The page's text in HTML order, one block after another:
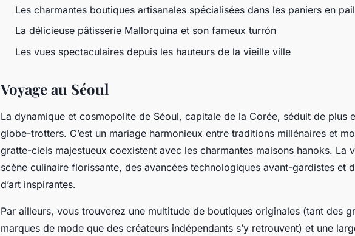
Les charmantes boutiques artisanales spécialisées dans les paniers en
La délicieuse pâtisserie Mallorquina et son fameux turrón
Les vues spectaculaires depuis les hauteurs de la vieille ville
Voyage au Séoul
La dynamique et cosmopolite de Séoul, capitale de la Corée, séduit de plus
globe-trotters. C’est un mariage harmonieux entre traditions millénaires et
gratte-ciels majestueux coexistent avec les charmantes maisons hanoks. La
scène culinaire florissante, des avancées technologiques avant-gardistes et
d’art inspirantes.
Par ailleurs, vous trouverez une multitude de boutiques originales (tant des
marques de mode que des créateurs indépendants s’y retrouvent) et une